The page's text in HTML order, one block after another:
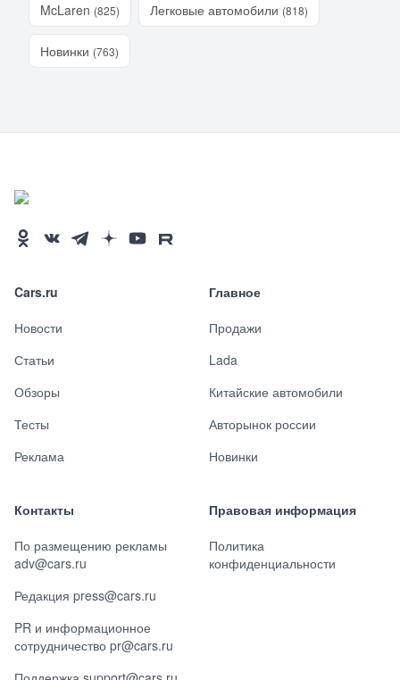
McLaren (825) Легковые автомобили (818)
Новинки (763)
Cars.ru
Новости
Статьи
Обзоры
Тесты
Реклама
Главное
Продажи
Lada
Китайские автомобили
Авторынок россии
Новинки
Контакты
По размещению рекламы
adv@cars.ru
Редакция press@cars.ru
PR и информационное
сотрудничество pr@cars.ru
Правовая информация
Политика
конфиденциальности